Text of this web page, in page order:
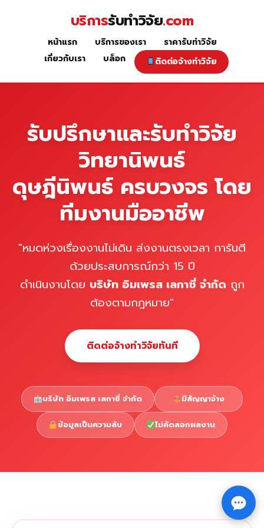
หน้าแรก
Copyright © 2026 รับทำวิจัย รับทำวิทยานิพนธ์ รับทำ⇧
บริการรับทำวิจัย.com
หน้าแรก บริการของเรา
ราคารับทำวิจัย
เกี่ยวกับเรา
บล็อก ติดต่อจ้างทำวิจัย
รับปรึกษาและรับทำวิจัย
วิทยานิพนธ์
ดุษฎีนิพนธ์ ครบวงจร โดย
ทีมงานมืออาชีพ
"หมดห่วงเรื่องงานไม่เดิน ส่งงานตรงเวลา การันตี
ด้วยประสบการณ์กว่า 15 ปี
ดำเนินงานโดย บริษัท อิมเพรส เลกาซี่ จำกัด ถูก
ต้องตามกฎหมาย"
ติดต่อจ้างทำวิจัยทันที
บริษัท อิมเพรส เลกาซี่ จำกัด มีสัญญาจ้าง
ข้อมูลเป็นความลับ ไม่คัดลอกผลงาน